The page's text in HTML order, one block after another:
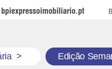
BPI Expresso Imobiliário
> Edição